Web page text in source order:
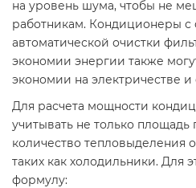
на уровень шума, чтобы не
работникам. Кондиционеры с
автоматической очистки
экономии энергии также
экономии на электричестве
Для расчета мощности
учитывать не только
количество тепловыделения
таких как холодильники. Для
формулу: